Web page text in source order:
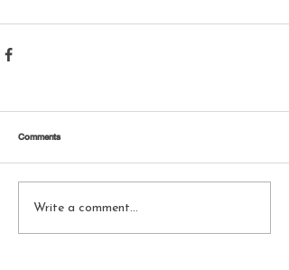
Comments
Write a comment...